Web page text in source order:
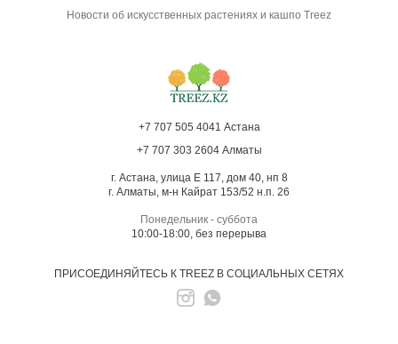
Новости об искусственных растениях и кашпо Treez
+7 707 505 4041 Астана
+7 707 303 2604 Алматы
г. Астана, улица Е 117, дом 40, нп 8
г. Алматы, м-н Кайрат 153/52 н.п. 26
Понедельник - суббота
10:00-18:00, без перерыва
ПРИСОЕДИНЯЙТЕСЬ К TREEZ В СОЦИАЛЬНЫХ СЕТЯХ